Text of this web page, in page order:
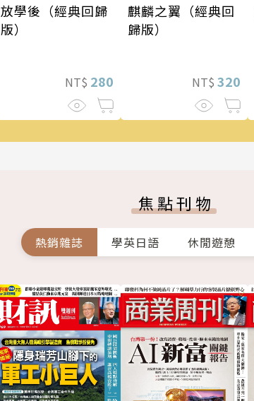
放學後（經典回歸
版）
NT$ 280
麒麟之翼（經典回
歸版）
NT$ 320
焦點刊物
熱銷雜誌 學英日語 休閒遊憩